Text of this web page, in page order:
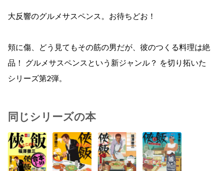
大反響のグルメサスペンス。お待ちどお！
頬に傷、どう見てもその筋の男だが、彼のつくる料理は絶
品！ グルメサスペンスという新ジャンル？ を切り拓いた
シリーズ第2弾。
同じシリーズの本